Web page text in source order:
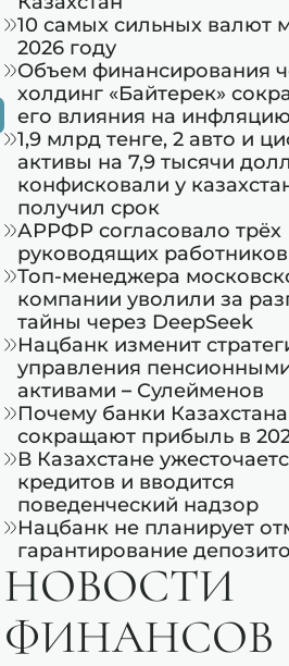
10 самых сильных валют
2026 году
Объем финансирования
холдинг «Байтерек»
его влияния на инфляцию
1,9 млрд тенге, 2 авто и
активы на 7,9 тысячи
конфисковали у
получил срок
АРРФР согласовало трёх
руководящих
Топ-менеджера
компании уволили за
тайны через DeepSeek
Нацбанк изменит
управления
активами – Сулейменов
Почему банки Казахстана
сокращают прибыль в
В Казахстане
кредитов и вводится
поведенческий надзор
Нацбанк не планирует
гарантирование
НОВОСТИ
ФИНАНСОВ